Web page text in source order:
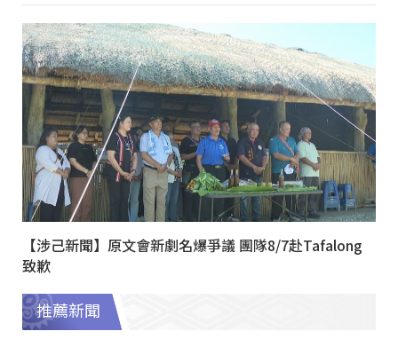
【涉己新聞】原文會新劇名爆爭議 團隊8/7赴Tafalong
致歉
推薦新聞